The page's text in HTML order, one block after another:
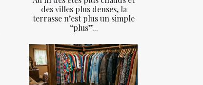
des villes plus denses, la
terrasse n’est plus un simple
“plus”...